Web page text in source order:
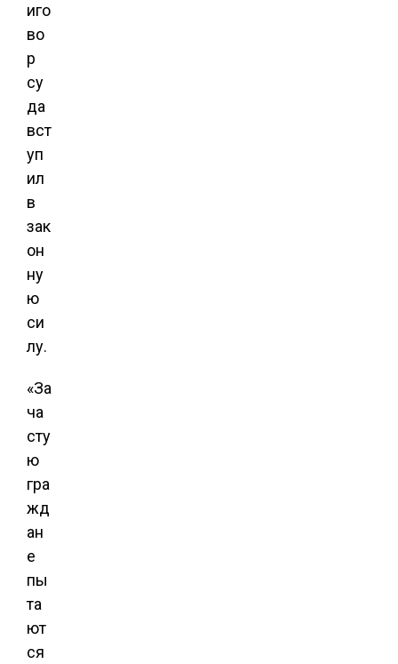
иго
во
р
су
да
вст
уп
ил
в
зак
он
ну
ю
си
лу.
«За
ча
сту
ю
гра
жд
ан
е
пы
та
ют
ся